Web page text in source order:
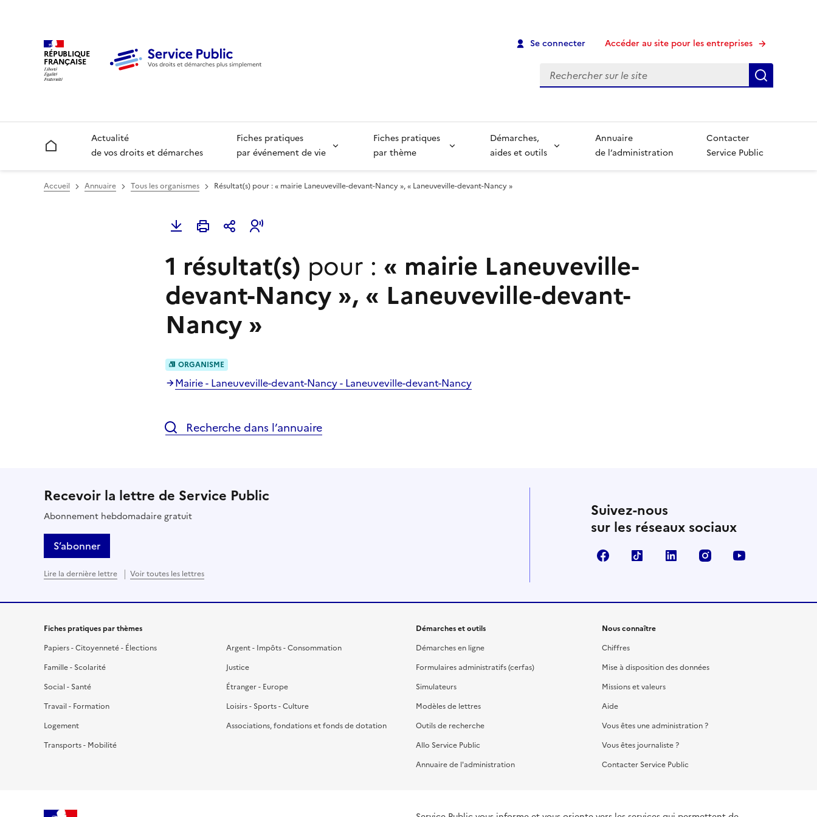
RÉPUBLIQUE
FRANÇAISE
Se connecter Accéder au site pour les entreprises
Recherche
Accueil
Actualité
de vos droits et démarches
Fiches pratiques
par événement de vie
Fiches pratiques
par thème
Démarches,
aides et outils
Annuaire
de l’administration
Contacter
Service Public
Accueil Annuaire Tous les organismes Résultat(s) pour : « mairie Laneuveville-devant-Nancy », « Laneuveville-devant-Nancy »
1 résultat(s) pour : « mairie Laneuveville-
devant-Nancy », « Laneuveville-devant-
Nancy »
ORGANISME
Mairie - Laneuveville-devant-Nancy - Laneuveville-devant-Nancy
Recherche dans l’annuaire
Recevoir la lettre de Service Public
Abonnement hebdomadaire gratuit
S’abonner
Lire la dernière lettre Voir toutes les lettres
Suivez-nous
sur les réseaux sociaux
FacebookTikTok LinkedIn Instagram
Fiches pratiques par thèmes
Papiers - Citoyenneté - Élections
Famille - Scolarité
Social - Santé
Travail - Formation
Logement
Transports - Mobilité
Argent - Impôts - Consommation
Justice
Étranger - Europe
Loisirs - Sports - Culture
Associations, fondations et fonds de dotation
Démarches et outils
Démarches en ligne
Formulaires administratifs (cerfas)
Simulateurs
Modèles de lettres
Outils de recherche
Allo Service Public
Annuaire de l'administration
Nous connaître
Chiffres
Mise à disposition des données
Missions et valeurs
Aide
Vous êtes une administration ?
Vous êtes journaliste ?
Contacter Service Public